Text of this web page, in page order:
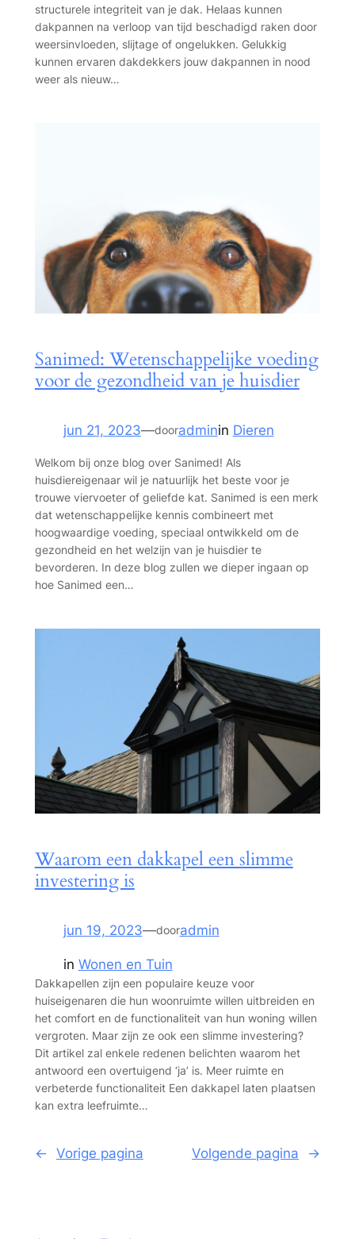
structurele integriteit van je dak. Helaas kunnen
dakpannen na verloop van tijd beschadigd raken door
weersinvloeden, slijtage of ongelukken. Gelukkig
kunnen ervaren dakdekkers jouw dakpannen in nood
weer als nieuw…
Sanimed: Wetenschappelijke voeding
voor de gezondheid van je huisdier
jun 21, 2023—dooradminin Dieren
Welkom bij onze blog over Sanimed! Als
huisdiereigenaar wil je natuurlijk het beste voor je
trouwe viervoeter of geliefde kat. Sanimed is een merk
dat wetenschappelijke kennis combineert met
hoogwaardige voeding, speciaal ontwikkeld om de
gezondheid en het welzijn van je huisdier te
bevorderen. In deze blog zullen we dieper ingaan op
hoe Sanimed een…
Waarom een dakkapel een slimme
investering is
jun 19, 2023—dooradmin
in Wonen en Tuin
Dakkapellen zijn een populaire keuze voor
huiseigenaren die hun woonruimte willen uitbreiden en
het comfort en de functionaliteit van hun woning willen
vergroten. Maar zijn ze ook een slimme investering?
Dit artikel zal enkele redenen belichten waarom het
antwoord een overtuigend ‘ja’ is. Meer ruimte en
verbeterde functionaliteit Een dakkapel laten plaatsen
kan extra leefruimte…
← Vorige pagina Volgende pagina →